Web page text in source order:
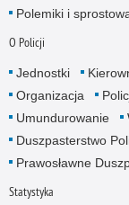
Polemiki i
O Policji
Jednostki
Organizacja
Umundurowanie
Duszpasterstwo
Prawosławne
Statystyka